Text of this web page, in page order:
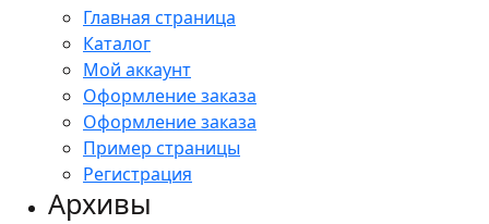
Главная страница
Каталог
Мой аккаунт
Оформление заказа
Оформление заказа
Пример страницы
Регистрация
Архивы